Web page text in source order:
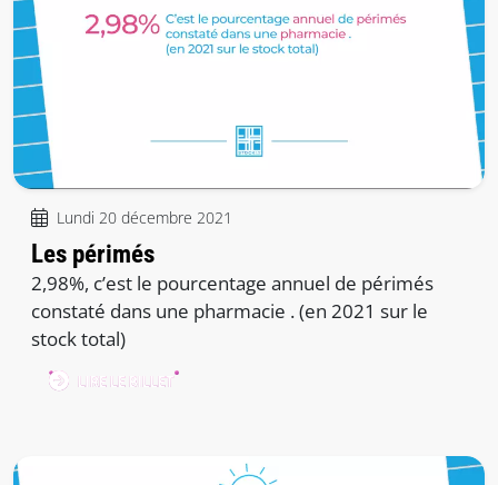
Lundi 20 décembre 2021
Les périmés
2,98%, c’est le pourcentage annuel de périmés
constaté dans une pharmacie . (en 2021 sur le
stock total)
LIRE LE BILLET